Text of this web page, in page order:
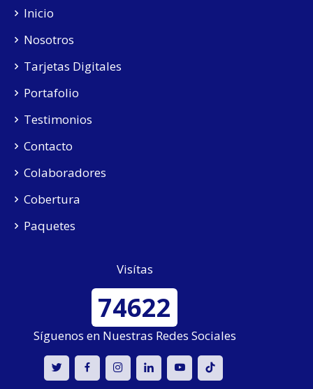
Inicio
Nosotros
Tarjetas Digitales
Portafolio
Testimonios
Contacto
Colaboradores
Cobertura
Paquetes
Visítas
74622
Síguenos en Nuestras Redes Sociales